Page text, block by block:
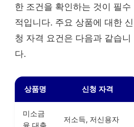
한 조건을 확인하는 것이 필수
적입니다. 주요 상품에 대한 신
청 자격 요건은 다음과 같습니
다.
상품명 신청 자격
미소금
저소득, 저신용자